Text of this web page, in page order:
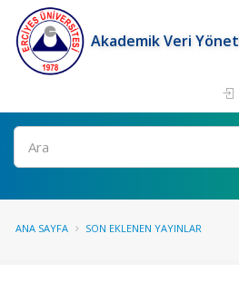
Akademik Veri
Ara
ANA SAYFA SON EKLENEN YAYINLAR